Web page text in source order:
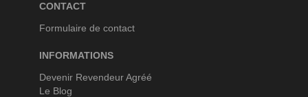
CONTACT
Formulaire de contact
INFORMATIONS
Devenir Revendeur Agréé
Le Blog